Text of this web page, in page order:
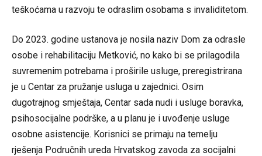
teškoćama u razvoju te odraslim osobama s invaliditetom.
Do 2023. godine ustanova je nosila naziv Dom za odrasle
osobe i rehabilitaciju Metković, no kako bi se prilagodila
suvremenim potrebama i proširile usluge, preregistrirana
je u Centar za pružanje usluga u zajednici. Osim
dugotrajnog smještaja, Centar sada nudi i usluge boravka,
psihosocijalne podrške, a u planu je i uvođenje usluge
osobne asistencije. Korisnici se primaju na temelju
rješenja Područnih ureda Hrvatskog zavoda za socijalni